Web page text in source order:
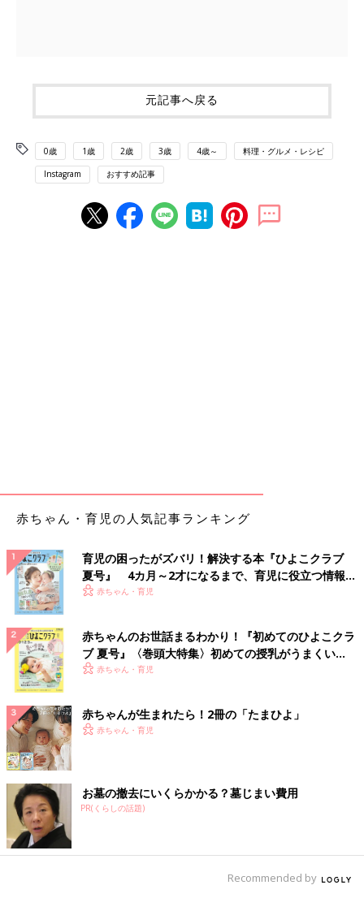
元記事へ戻る
0歳 1歳 2歳 3歳 4歳～ 料理・グルメ・レシピ
Instagram おすすめ記事
赤ちゃん・育児の人気記事ランキング
育児の困ったがズバリ！解決する本『ひよこクラブ
夏号』 4カ月～2才になるまで、育児に役立つ情報が
いっぱい！
赤ちゃん・育児
赤ちゃんのお世話まるわかり！『初めてのひよこクラ
ブ 夏号』〈巻頭大特集〉初めての授乳がうまくい
く！ おっぱい・ミルクの基本と夏のトラブル 解決テ
赤ちゃん・育児
赤ちゃんが生まれたら！2冊の「たまひよ」
赤ちゃん・育児
お墓の撤去にいくらかかる？墓じまい費用
PR(くらしの話題)
Recommended by